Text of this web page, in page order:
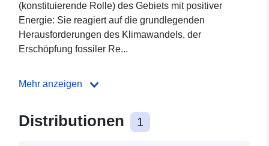
(konstituierende Rolle) des Gebiets mit positiver
Energie: Sie reagiert auf die grundlegenden
Herausforderungen des Klimawandels, der
Erschöpfung fossiler Re...
Mehr anzeigen
Distributionen 1